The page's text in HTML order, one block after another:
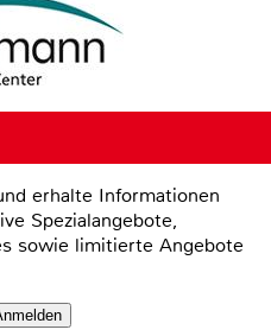
erhalte Informationen
Spezialangebote,
sowie limitierte Angebote